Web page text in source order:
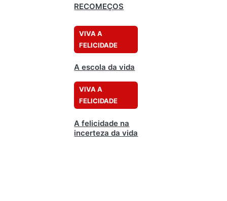
RECOMEÇOS
VIVA A
FELICIDADE
A escola da vida
VIVA A
FELICIDADE
A felicidade na
incerteza da vida